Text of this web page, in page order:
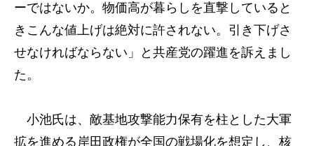
ーではないか。物価高が暮らしを直撃していると
きこんな値上げは絶対に許されない。引き下げさ
せなければならない」と共産党の躍進を訴えまし
た。
小池氏は、敵基地攻撃能力保有を柱とした大軍
拡を進める岸田政権が全国の戦場化を想定し、核